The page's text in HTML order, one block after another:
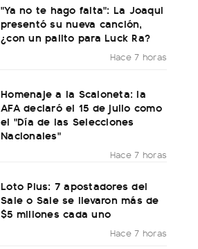
"Ya no te hago falta": La Joaqui
presentó su nueva canción,
¿con un palito para Luck Ra?
Hace 7 horas
Homenaje a la Scaloneta: la
AFA declaró el 15 de julio como
el "Día de las Selecciones
Nacionales"
Hace 7 horas
Loto Plus: 7 apostadores del
Sale o Sale se llevaron más de
$5 millones cada uno
Hace 7 horas